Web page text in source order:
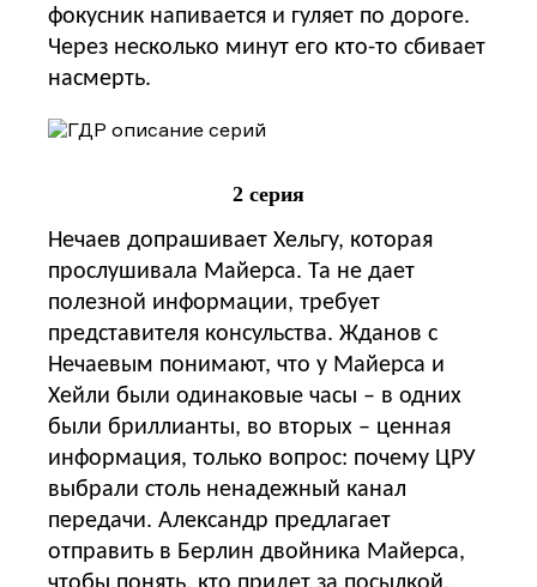
фокусник напивается и гуляет по дороге.
Через несколько минут его кто-то сбивает
насмерть.
2 серия
Нечаев допрашивает Хельгу, которая
прослушивала Майерса. Та не дает
полезной информации, требует
представителя консульства. Жданов с
Нечаевым понимают, что у Майерса и
Хейли были одинаковые часы – в одних
были бриллианты, во вторых – ценная
информация, только вопрос: почему ЦРУ
выбрали столь ненадежный канал
передачи. Александр предлагает
отправить в Берлин двойника Майерса,